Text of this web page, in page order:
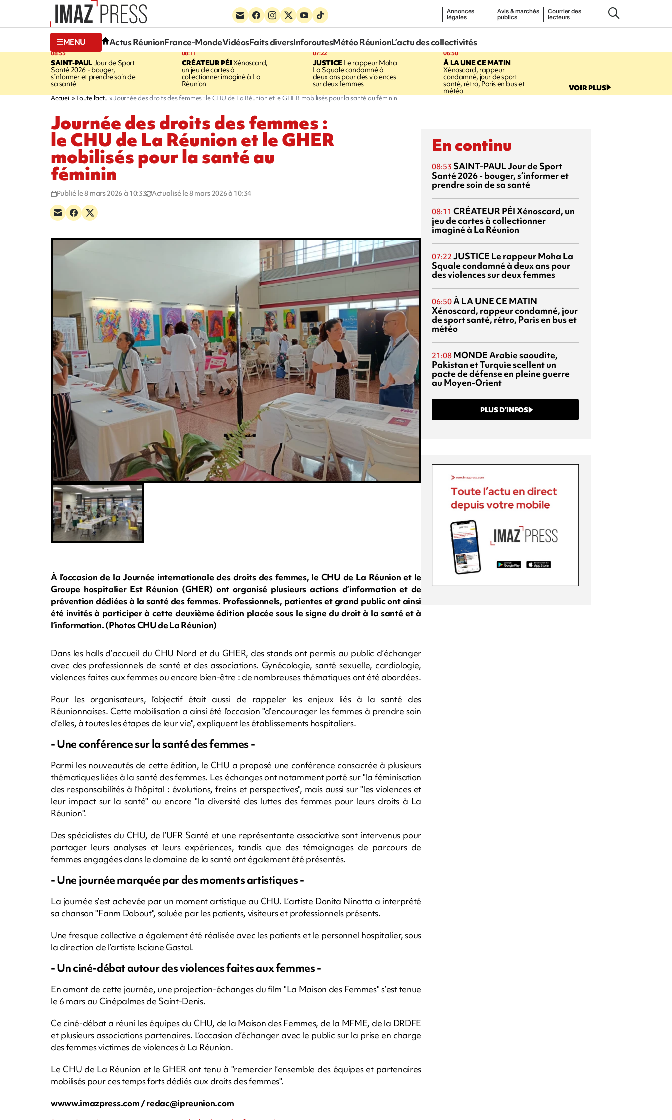
Annonces
légales
Avis & marchés
publics
Courrier des
lecteurs
MENU Actus RéunionFrance-MondeVidéosFaits diversInforoutesMétéo RéunionL’actu des collectivités
08:53
SAINT-PAULJour de Sport
Santé 2026 - bouger,
s’informer et prendre soin de
sa santé
08:11
CRÉATEUR PÉIXénoscard,
un jeu de cartes à
collectionner imaginé à La
Réunion
07:22
JUSTICELe rappeur Moha
La Squale condamné à
deux ans pour des violences
sur deux femmes
06:50
À LA UNE CE MATIN
Xénoscard, rappeur
condamné, jour de sport
santé, rétro, Paris en bus et
météo VOIR PLUS
Accueil Toute l'actu Journée des droits des femmes : le CHU de La Réunion et le GHER mobilisés pour la santé au féminin
Journée des droits des femmes :
le CHU de La Réunion et le GHER
mobilisés pour la santé au
féminin
Publié le 8 mars 2026 à 10:33 Actualisé le 8 mars 2026 à 10:34
À l’occasion de la Journée internationale des droits des femmes, le CHU de La Réunion et le
Groupe hospitalier Est Réunion (GHER) ont organisé plusieurs actions d’information et de
prévention dédiées à la santé des femmes. Professionnels, patientes et grand public ont ainsi
été invités à participer à cette deuxième édition placée sous le signe du droit à la santé et à
l’information. (Photos CHU de La Réunion)
Dans les halls d’accueil du CHU Nord et du GHER, des stands ont permis au public d’échanger
avec des professionnels de santé et des associations. Gynécologie, santé sexuelle, cardiologie,
violences faites aux femmes ou encore bien-être : de nombreuses thématiques ont été abordées.
Pour les organisateurs, l’objectif était aussi de rappeler les enjeux liés à la santé des
Réunionnaises. Cette mobilisation a ainsi été l’occasion "d’encourager les femmes à prendre soin
d’elles, à toutes les étapes de leur vie", expliquent les établissements hospitaliers.
- Une conférence sur la santé des femmes -
Parmi les nouveautés de cette édition, le CHU a proposé une conférence consacrée à plusieurs
thématiques liées à la santé des femmes. Les échanges ont notamment porté sur "la féminisation
des responsabilités à l’hôpital : évolutions, freins et perspectives", mais aussi sur "les violences et
leur impact sur la santé" ou encore "la diversité des luttes des femmes pour leurs droits à La
Réunion".
Des spécialistes du CHU, de l’UFR Santé et une représentante associative sont intervenus pour
partager leurs analyses et leurs expériences, tandis que des témoignages de parcours de
femmes engagées dans le domaine de la santé ont également été présentés.
- Une journée marquée par des moments artistiques -
La journée s’est achevée par un moment artistique au CHU. L’artiste Donita Ninotta a interprété
sa chanson "Fanm Dobout", saluée par les patients, visiteurs et professionnels présents.
Une fresque collective a également été réalisée avec les patients et le personnel hospitalier, sous
la direction de l’artiste Isciane Gastal.
- Un ciné-débat autour des violences faites aux femmes -
En amont de cette journée, une projection-échanges du film "La Maison des Femmes" s’est tenue
le 6 mars au Cinépalmes de Saint-Denis.
Ce ciné-débat a réuni les équipes du CHU, de la Maison des Femmes, de la MFME, de la DRDFE
et plusieurs associations partenaires. L’occasion d’échanger avec le public sur la prise en charge
des femmes victimes de violences à La Réunion.
Le CHU de La Réunion et le GHER ont tenu à "remercier l’ensemble des équipes et partenaires
mobilisés pour ces temps forts dédiés aux droits des femmes".
wwww.imazpress.com /redac@ipreunion.com
En continu
08:53 SAINT-PAULJour de Sport
Santé 2026 - bouger, s’informer et
prendre soin de sa santé
08:11 CRÉATEUR PÉIXénoscard, un
jeu de cartes à collectionner
imaginé à La Réunion
07:22 JUSTICE Le rappeur Moha La
Squale condamné à deux ans pour
des violences sur deux femmes
06:50À LA UNE CE MATIN
Xénoscard, rappeur condamné, jour
de sport santé, rétro, Paris en bus et
météo
21:08 MONDEArabie saoudite,
Pakistan et Turquie scellent un
pacte de défense en pleine guerre
au Moyen-Orient
PLUS D’INFOS